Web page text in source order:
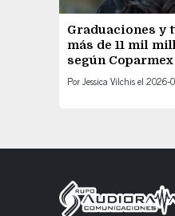
Graduaciones y
más de 11 mil
según Coparmex
PorJessica Vilchisel 2026-